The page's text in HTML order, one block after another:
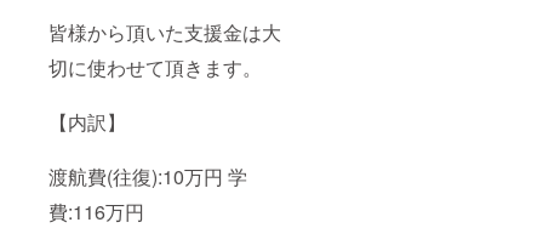
皆様から頂いた支援金は大
切に使わせて頂きます。
【内訳】
渡航費(往復):10万円 学
費:116万円